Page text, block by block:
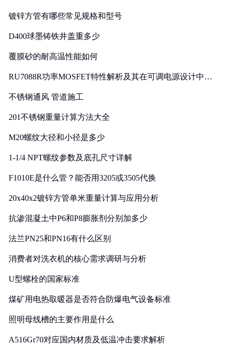
镀锌方管有哪些常见规格和型号
D400球墨铸铁井盖重多少
覆膜砂的耐高温性能如何
RU7088R功率MOSFET特性解析及其在可调电源设计中的
不锈钢通风 管道施工
201不锈钢重量计算方法大全
M20螺纹大径和小径是多少
1-1/4 NPT螺纹参数及底孔尺寸详解
F1010E是什么管？能否用3205或3505代换
20x40x2镀锌方管单米重量计算与应用分析
抗渗混凝土中P6和P8膨胀剂分别加多少
法兰PN25和PN16有什么区别
消费者对洗衣机的核心需求调研与分析
U型螺栓的国家标准
煤矿用电热取暖器是否符合防爆电气设备标准
照明母线槽的主要作用是什么
A516Gr70对应国内材质及低温冲击要求解析